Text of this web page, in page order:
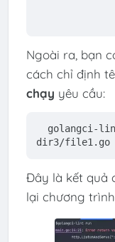
Ngoài ra, bạn
cách chỉ định
chạy yêu cầu:
golangci-
dir3/file1.go
Đây là kết quả
lại chương